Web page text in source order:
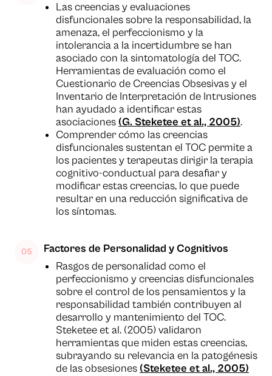
Las creencias y evaluaciones
disfuncionales sobre la responsabilidad, la
amenaza, el perfeccionismo y la
intolerancia a la incertidumbre se han
asociado con la sintomatología del TOC.
Herramientas de evaluación como el
Cuestionario de Creencias Obsesivas y el
Inventario de Interpretación de Intrusiones
han ayudado a identificar estas
asociaciones (G. Steketee et al., 2005).
Comprender cómo las creencias
disfuncionales sustentan el TOC permite a
los pacientes y terapeutas dirigir la terapia
cognitivo-conductual para desafiar y
modificar estas creencias, lo que puede
resultar en una reducción significativa de
los síntomas.
Factores de Personalidad y Cognitivos
Rasgos de personalidad como el
perfeccionismo y creencias disfuncionales
sobre el control de los pensamientos y la
responsabilidad también contribuyen al
desarrollo y mantenimiento del TOC.
Steketee et al. (2005) validaron
herramientas que miden estas creencias,
subrayando su relevancia en la patogénesis
de las obsesiones (Steketee et al., 2005)